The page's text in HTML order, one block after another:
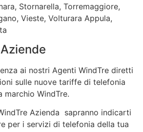
Stornarella, Torremaggiore,
Vieste, Volturara Appula,
ai nostri Agenti WindTre diretti
sulle nuove tariffe di telefonia
marchio WindTre.
Azienda sapranno indicarti
per i servizi di telefonia della tua